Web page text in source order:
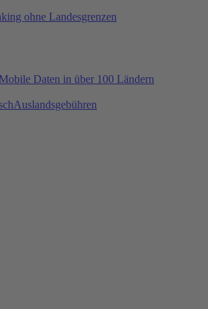
ohne Landesgrenzen
Mobile Daten in über 100 Ländern
Auslandsgebühren